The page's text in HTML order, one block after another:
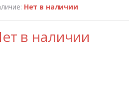
Нет в наличии
в наличии